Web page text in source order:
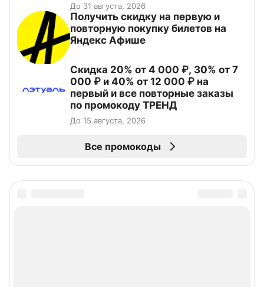
До 31 августа, 2026
Получить скидку на первую и
повторную покупку билетов на
Яндекс Афише
Скидка 20% от 4 000 ₽, 30% от 7
000 ₽ и 40% от 12 000 ₽ на
первый и все повторные заказы
по промокоду ТРЕНД
До 15 августа, 2026
Все промокоды